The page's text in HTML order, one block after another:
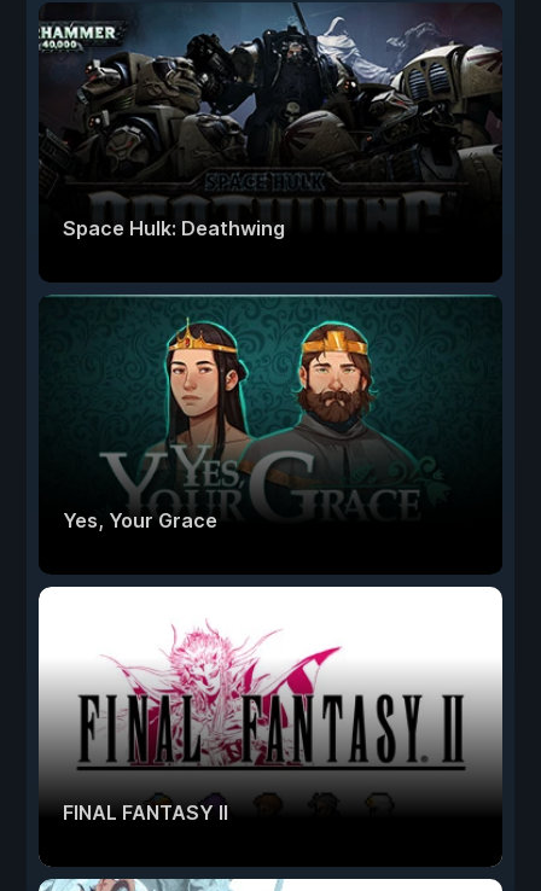
Space Hulk: Deathwing
Yes, Your Grace
FINAL FANTASY II